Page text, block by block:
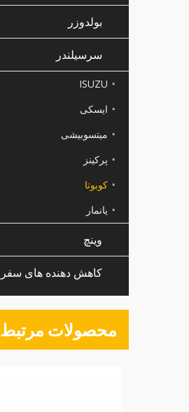
بولدوزر
سرسیلندر
ISUZU
ایسکی
میتسوبیشی
پرکینز
کوبوتا
یانمار
وینچ
کاهش دهنده های سفر
محصولات مرتبط